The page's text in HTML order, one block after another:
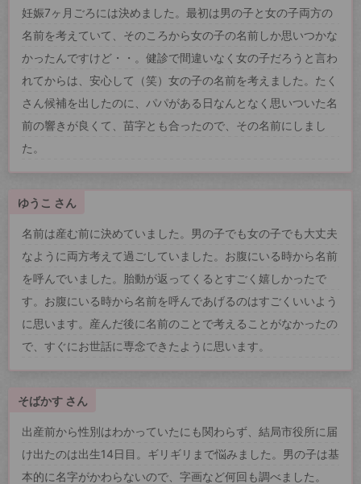
妊娠7ヶ月ごろには決めました。最初は男の子と女の子両方の
名前を考えていて、そのころから女の子の名前しか思いつかな
かったんですけど・・。健診で間違いなく女の子だろうと言わ
れてからは、安心して（笑）女の子の名前を考えました。たく
さん候補を出したのに、パパがある日なんとなく思いついた名
前の響きが良くて、苗字とも合ったので、その名前にしまし
た。
ゆうこ さん
名前は産む前に決めていました。男の子でも女の子でも大丈夫
なように両方考えて過ごしていました。お腹にいる時から名前
を呼んでいました。胎動が返ってくるとすごく嬉しかったで
す。お腹にいる時から名前を呼んであげるのはすごくいいよう
に思います。産んだ後に名前のことで考えることがなかったの
で、すぐにお世話に専念できたように思います。
そばかす さん
出産前から性別はわかっていたにも関わらず、結局市役所に届
け出たのは出生14日目。ギリギリまで悩みました。男の子は基
本的に名字がかわらないので、字画など何回も調べました。